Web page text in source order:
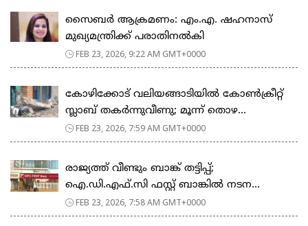
സൈബർ ആക്രമണം: എം.എ. ഷഹനാസ്
മുഖ്യമന്ത്രിക്ക് പരാതിനൽകി
FEB 23, 2026, 9:22 AM GMT+0000
കോഴിക്കോട് വലിയങ്ങാടിയിൽ കോൺക്രീറ്റ്
സ്ലാബ് തകർന്നുവീണു; മൂന്ന് തൊഴ...
FEB 23, 2026, 7:59 AM GMT+0000
രാജ്യത്ത് വീണ്ടും ബാങ്ക് തട്ടിപ്പ്;
ഐ.ഡി.എഫ്.സി ഫസ്റ്റ് ബാങ്കിൽ നടന...
FEB 23, 2026, 7:58 AM GMT+0000